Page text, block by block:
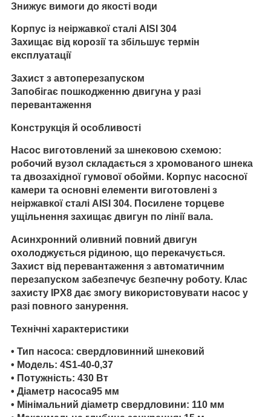
Знижує вимоги до якості води
Корпус із неіржавкої сталі AISI 304
Захищає від корозії та збільшує термін
експлуатації
Захист з автоперезапуском
Запобігає пошкодженню двигуна у разі
перевантаження
Конструкція й особливості
Насос виготовлений за шнековою схемою:
робочий вузол складається з хромованого шнека
та двозахідної гумової обойми. Корпус насосної
камери та основні елементи виготовлені з
неіржавкої сталі AISI 304. Посилене торцеве
ущільнення захищає двигун по лінії вала.
Асинхронний оливний повний двигун
охолоджується рідиною, що перекачується.
Захист від перевантаження з автоматичним
перезапуском забезпечує безпечну роботу. Клас
захисту IPX8 дає змогу використовувати насос у
разі повного занурення.
Технічні характеристики
• Тип насоса: свердловинний шнековий
• Модель: 4S1-40-0,37
• Потужність: 430 Вт
• Діаметр насоса95 мм
• Мінімальний діаметр свердловини: 110 мм